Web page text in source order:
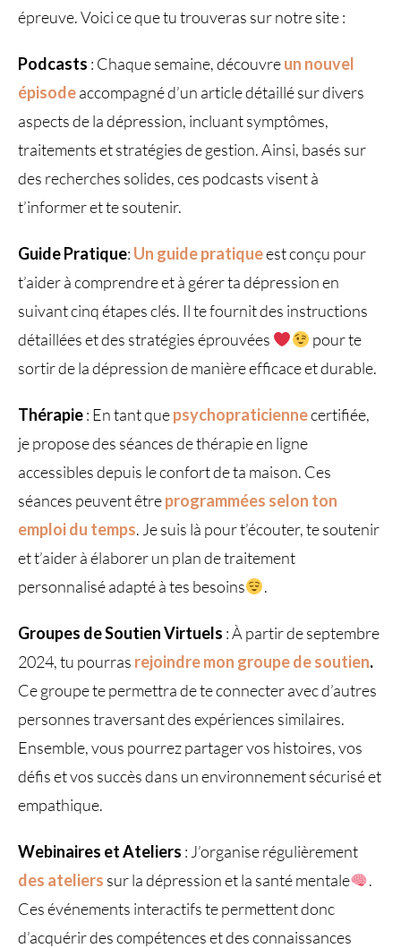
épreuve. Voici ce que tu trouveras sur notre site :
Podcasts : Chaque semaine, découvreun nouvel
épisodeaccompagné d’un article détaillé sur divers
aspects de la dépression, incluant symptômes,
traitements et stratégies de gestion. Ainsi, basés sur
des recherches solides, ces podcasts visent à
t’informer et te soutenir.
Guide Pratique: Un guide pratiqueest conçu pour
t’aider à comprendre et à gérer ta dépression en
suivant cinq étapes clés. Il te fournit des instructions
détaillées et des stratégies éprouvées
pour te
sortir de la dépression de manière efficace et durable.
Thérapie: En tant quepsychopraticiennecertifiée,
je propose des séances de thérapie en ligne
accessibles depuis le confort de ta maison. Ces
séances peuvent êtreprogrammées selon ton
emploi du temps. Je suis là pour t’écouter, te soutenir
et t’aider à élaborer un plan de traitement
personnalisé adapté à tes besoins
.
Groupes de Soutien Virtuels : À partir de septembre
2024, tu pourras rejoindre mon groupe de soutien.
Ce groupe te permettra de te connecter avec d’autres
personnes traversant des expériences similaires.
Ensemble, vous pourrez partager vos histoires, vos
défis et vos succès dans un environnement sécurisé et
empathique.
Webinaires et Ateliers : J’organise régulièrement
des ateliers sur la dépression et la santé mentale
.
Ces événements interactifs te permettent donc
d’acquérir des compétences et des connaissances